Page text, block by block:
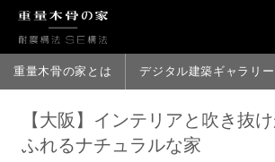
重量木骨の家とは デジタル建築ギャラリー
【大阪】インテリアと吹き抜
ふれるナチュラルな家